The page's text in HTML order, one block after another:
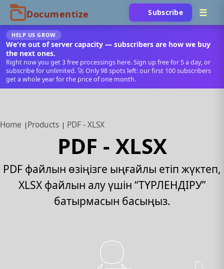
Subscribe
HELP US GROW
We're out of server capacity — subscribers are how we buy
the next ones.
Right now you get 3 free processings here. Sign up free for 5 a day, or
subscribe for unlimited. 🚀 Only 98 spots left: our first 100 subscribers
get a whole year for the price of one month.
Home Products PDF - XLSX
PDF - XLSX
PDF файлын өзіңізге ыңғайлы етіп жүктеп,
XLSX файлын алу үшін “ТҮРЛЕНДІРУ”
батырмасын басыңыз.